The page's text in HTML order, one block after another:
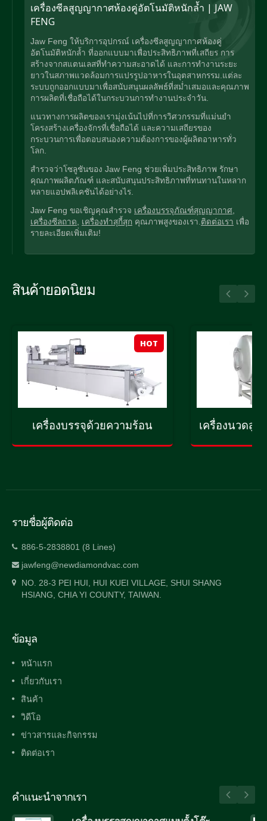
เครื่องซีลสูญญากาศห้องคู่อัตโนมัติหนักล้ำ | JAW
FENG
Jaw Feng ให้บริการอุปกรณ์ เครื่องซีลสูญญากาศห้องคู่
อัตโนมัติหนักล้ำ ที่ออกแบบมาเพื่อประสิทธิภาพที่เสถียร การ
สร้างจากสแตนเลสที่ทำความสะอาดได้ และการทำงานระยะ
ยาวในสภาพแวดล้อมการแปรรูปอาหารในอุตสาหกรรม.แต่ละ
ระบบถูกออกแบบมาเพื่อสนับสนุนผลลัพธ์ที่สม่ำเสมอและคุณภาพ
การผลิตที่เชื่อถือได้ในกระบวนการทำงานประจำวัน.
แนวทางการผลิตของเรามุ่งเน้นไปที่การวิศวกรรมที่แม่นยำ
โครงสร้างเครื่องจักรที่เชื่อถือได้ และความเสถียรของ
กระบวนการเพื่อตอบสนองความต้องการของผู้ผลิตอาหารทั่ว
โลก.
สำรวจว่าโซลูชันของ Jaw Feng ช่วยเพิ่มประสิทธิภาพ รักษา
คุณภาพผลิตภัณฑ์ และสนับสนุนประสิทธิภาพที่ทนทานในหลาก
หลายแอปพลิเคชันได้อย่างไร.
Jaw Feng ขอเชิญคุณสำรวจ เครื่องบรรจุภัณฑ์สุญญากาศ
เครื่องซีลถาด
เครื่องทำสุกี้สุก คุณภาพสูงของเรา. ติดต่อเรา เพื่อ
รายละเอียดเพิ่มเติม!
สินค้ายอดนิยม
HOT
เครื่องบรรจุด้วยความร้อน เครื่องนวดสู
รายชื่อผู้ติดต่อ
886-5-2838801 (8 Lines)
jawfeng@newdiamondvac.com
NO. 28-3 PEI HUI, HUI KUEI VILLAGE, SHUI SHANG
HSIANG, CHIA YI COUNTY, TAIWAN.
ข้อมูล
หน้าแรก
เกี่ยวกับเรา
สินค้า
วิดีโอ
ข่าวสารและกิจกรรม
ติดต่อเรา
คำแนะนำจากเรา